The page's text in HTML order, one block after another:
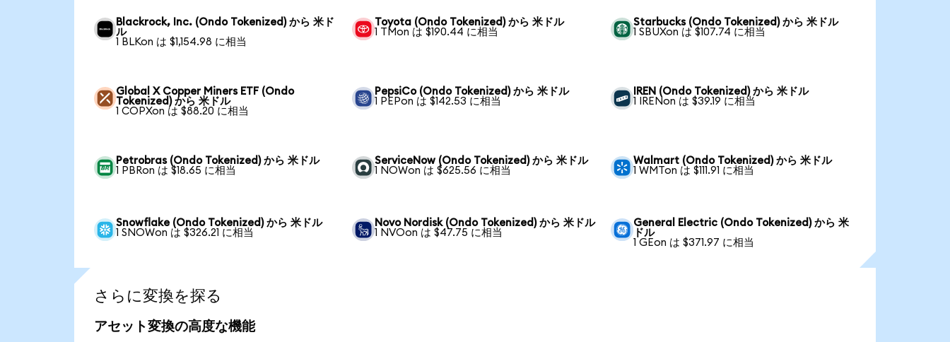
Blackrock, Inc. (Ondo Tokenized) から 米ド
ル
1 BLKon は $1,154.98 に相当
Toyota (Ondo Tokenized) から 米ドル
1 TMon は $190.44 に相当
Starbucks (Ondo Tokenized) から 米ドル
1 SBUXon は $107.74 に相当
Global X Copper Miners ETF (Ondo
Tokenized) から 米ドル
1 COPXon は $88.20 に相当
PepsiCo (Ondo Tokenized) から 米ドル
1 PEPon は $142.53 に相当
IREN (Ondo Tokenized) から 米ドル
1 IRENon は $39.19 に相当
Petrobras (Ondo Tokenized) から 米ドル
1 PBRon は $18.65 に相当
ServiceNow (Ondo Tokenized) から 米ドル
1 NOWon は $625.56 に相当
Walmart (Ondo Tokenized) から 米ドル
1 WMTon は $111.91 に相当
Snowflake (Ondo Tokenized) から 米ドル
1 SNOWon は $326.21 に相当
Novo Nordisk (Ondo Tokenized) から 米ドル
1 NVOon は $47.75 に相当
General Electric (Ondo Tokenized) から 米
ドル
1 GEon は $371.97 に相当
さらに変換を探る
アセット変換の高度な機能